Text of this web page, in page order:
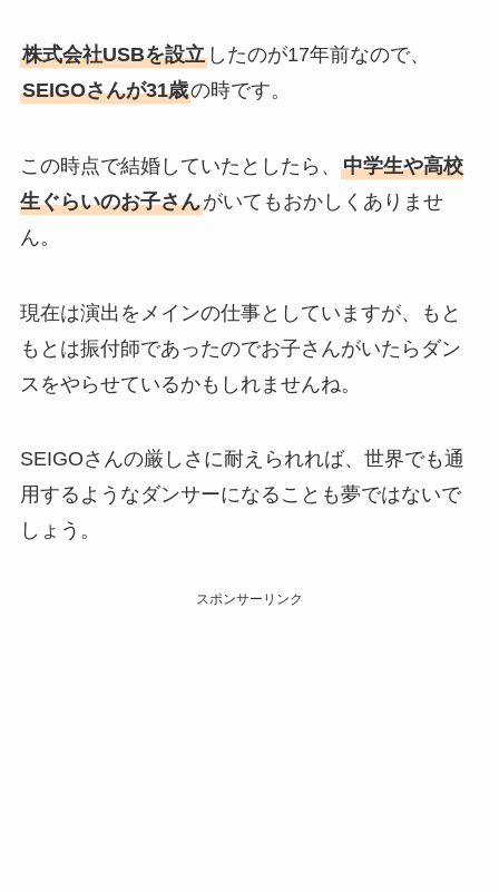
株式会社USBを設立したのが17年前なので、
SEIGOさんが31歳の時です。
この時点で結婚していたとしたら、 中学生や高校
生ぐらいのお子さんがいてもおかしくありませ
ん。
現在は演出をメインの仕事としていますが、もと
もとは振付師であったのでお子さんがいたらダン
スをやらせているかもしれませんね。
SEIGOさんの厳しさに耐えられれば、世界でも通
用するようなダンサーになることも夢ではないで
しょう。
スポンサーリンク